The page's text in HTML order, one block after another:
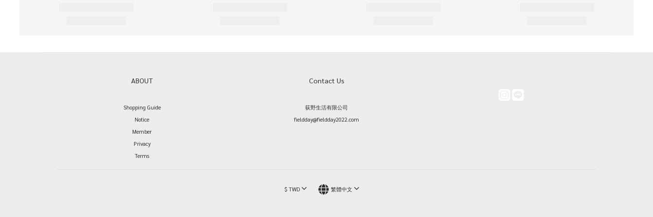
ABOUT
Shopping Guide
Notice
Member
Privacy
Terms
Contact Us
荻野生活有限公司
fieldday@fieldday2022.com
$ TWD 繁體中文